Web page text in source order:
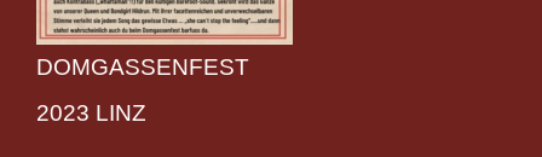
DOMGASSENFEST
2023 LINZ